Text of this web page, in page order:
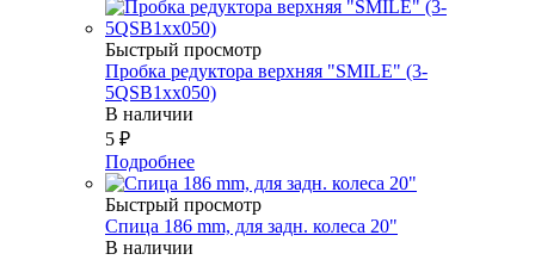
Быстрый просмотр
Пробка редуктора верхняя "SMILE" (3-
5QSB1xx050)
В наличии
5 ₽
Подробнее
Быстрый просмотр
Спица 186 mm, для задн. колеса 20"
В наличии